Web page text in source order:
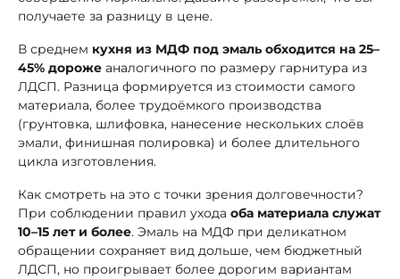
получаете за разницу в цене.
В среднем кухня из МДФ под эмаль обходится на 25–
45% дороже аналогичного по размеру гарнитура из
ЛДСП. Разница формируется из стоимости самого
материала, более трудоёмкого производства
(грунтовка, шлифовка, нанесение нескольких слоёв
эмали, финишная полировка) и более длительного
цикла изготовления.
Как смотреть на это с точки зрения долговечности?
При соблюдении правил ухода оба материала служат
10–15 лет и более. Эмаль на МДФ при деликатном
обращении сохраняет вид дольше, чем бюджетный
ЛДСП, но проигрывает более дорогим вариантам